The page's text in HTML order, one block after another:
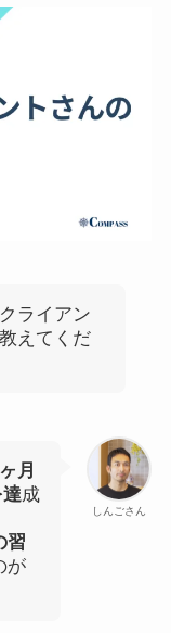
ライアン
えてくだ
しんごさん
月
成
習
が